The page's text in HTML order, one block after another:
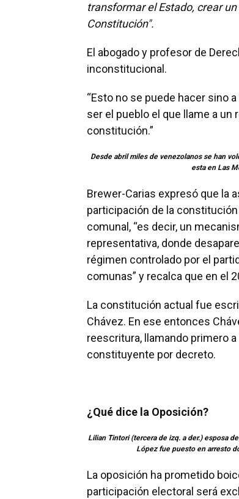
transformar el Estado, crear
Constitución".
El abogado y profesor de
inconstitucional.
“Esto no se puede hacer sino
ser el pueblo el que llame a
constitución.”
Desde abril miles de venezolanos se han
esta en Las
Brewer-Carias expresó que la
participación de la
comunal, “es decir, un
representativa, donde
régimen controlado por el
comunas” y recalca que en el
La constitución actual fue
Chávez. En ese entonces
reescritura, llamando primero
constituyente por decreto.
¿Qué dice la Oposición?
Lilian Tintori (tercera de izq. a der.) esposa
López fue puesto en arresto
La oposición ha prometido
participación electoral será